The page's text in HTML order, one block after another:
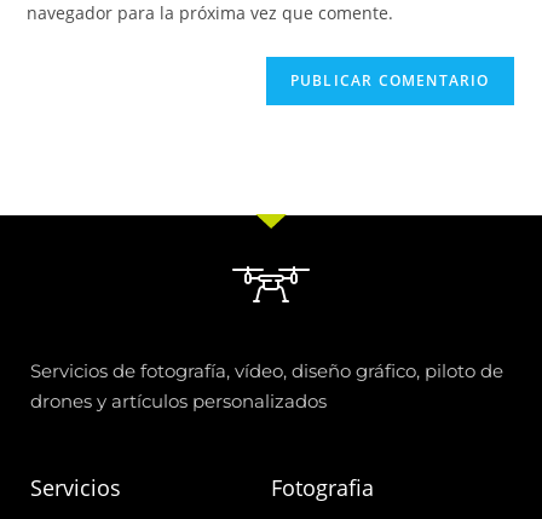
navegador para la próxima vez que comente.
Servicios de fotografía, vídeo, diseño gráfico, piloto de
drones y artículos personalizados
Servicios Fotografia